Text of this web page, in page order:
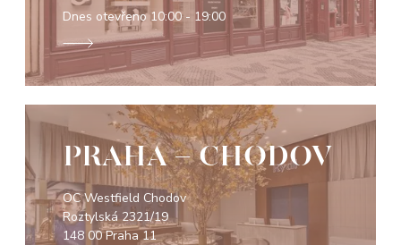
Dnes otevřeno10:00 - 19:00
PRAHA - CHODOV
OC Westfield Chodov
Roztylská 2321/19
148 00 Praha 11